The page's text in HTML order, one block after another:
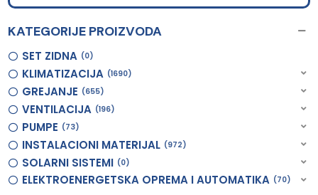
KATEGORIJE PROIZVODA
SET ZIDNA 0
KLIMATIZACIJA 1690
GREJANJE 655
VENTILACIJA 196
PUMPE 73
INSTALACIONI MATERIJAL 972
SOLARNI SISTEMI 0
ELEKTROENERGETSKA OPREMA I AUTOMATIKA 70